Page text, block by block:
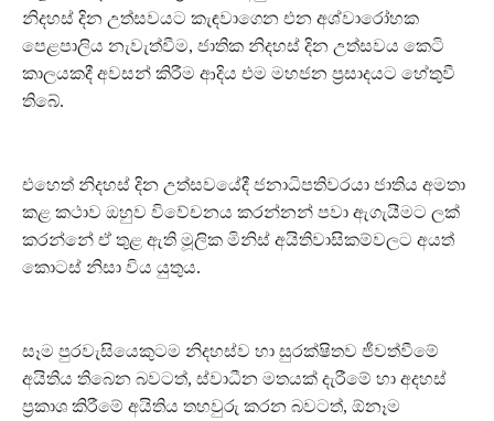
නිදහස් දින උත්සවයට කැඳවාගෙන එන අශ්වාරෝහක
පෙළපාලිය නැවැත්වීම, ජාතික නිදහස් දින උත්සවය කෙටි
කාලයකදී අවසන් කිරීම ආදිය එම මහජන ප‍්‍රසාදයට හේතුවී
තිබේ.
එහෙත් නිදහස් දින උත්සවයේදී ජනාධිපතිවරයා ජාතිය අමතා
කළ කථාව ඔහුව විවේචනය කරන්නන් පවා ඇගැයීමට ලක්
කරන්නේ ඒ තුළ ඇති මූලික මිනිස් අයිතිවාසිකම්වලට අයත්
කොටස් නිසා විය යුතුය.
සෑම පුරවැසියෙකුටම නිදහස්ව හා සුරක්ෂිතව ජීවත්වීමේ
අයිතිය තිබෙන බවටත්, ස්වාධීන මතයක් දැරීමේ හා අදහස්
ප‍්‍රකාශ කිරීමේ අයිතිය තහවුරු කරන බවටත්, ඕනෑම